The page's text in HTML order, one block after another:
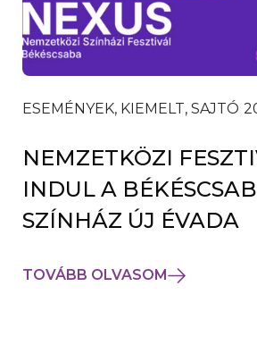
ESEMÉNYEK, KIEMELT, SAJTÓ
NEMZETKÖZI
INDUL A
SZÍNHÁZ ÚJ ÉVADA
TOVÁBB OLVASOM